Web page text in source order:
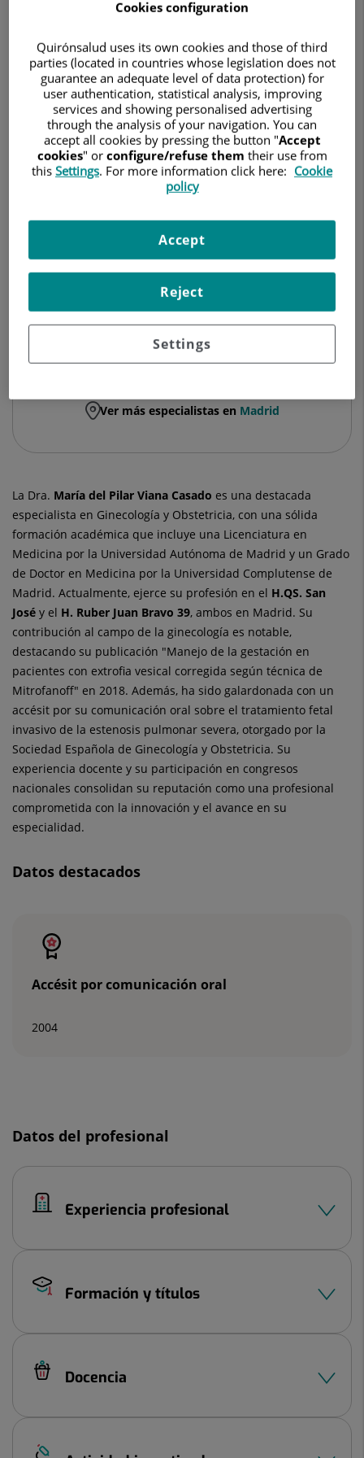
Pedir cita
Hospital Universitario Ruber Juan Bravo
C/ Juan Bravo, 39 y 49
28006 Madrid
910 687 999
Hospital Quirónsalud San José
28002 Madrid
910 68 70 00
Ver más especialistas en Madrid
La Dra. María del Pilar Viana Casado es una destacada
especialista en Ginecología y Obstetricia, con una sólida
formación académica que incluye una Licenciatura en
Medicina por la Universidad Autónoma de Madrid y un Grado
de Doctor en Medicina por la Universidad Complutense de
Madrid. Actualmente, ejerce su profesión en el H.QS. San
José y el H. Ruber Juan Bravo 39, ambos en Madrid. Su
contribución al campo de la ginecología es notable,
destacando su publicación "Manejo de la gestación en
pacientes con extrofia vesical corregida según técnica de
Mitrofanoff" en 2018. Además, ha sido galardonada con un
accésit por su comunicación oral sobre el tratamiento fetal
invasivo de la estenosis pulmonar severa, otorgado por la
Sociedad Española de Ginecología y Obstetricia. Su
experiencia docente y su participación en congresos
nacionales consolidan su reputación como una profesional
comprometida con la innovación y el avance en su
especialidad.
Datos destacados
Accésit por comunicación oral
2004
de
Datos del profesional
Experiencia profesional
Formación y títulos
Docencia
Cookies configuration
Quirónsalud uses its own cookies and those of third
parties (located in countries whose legislation does not
guarantee an adequate level of data protection) for
user authentication, statistical analysis, improving
services and showing personalised advertising
through the analysis of your navigation. You can
accept all cookies by pressing the button "Accept
cookies" or configure/refuse them their use from
this Settings. For more information click here: Cookie
policy
Settings
Reject
Accept